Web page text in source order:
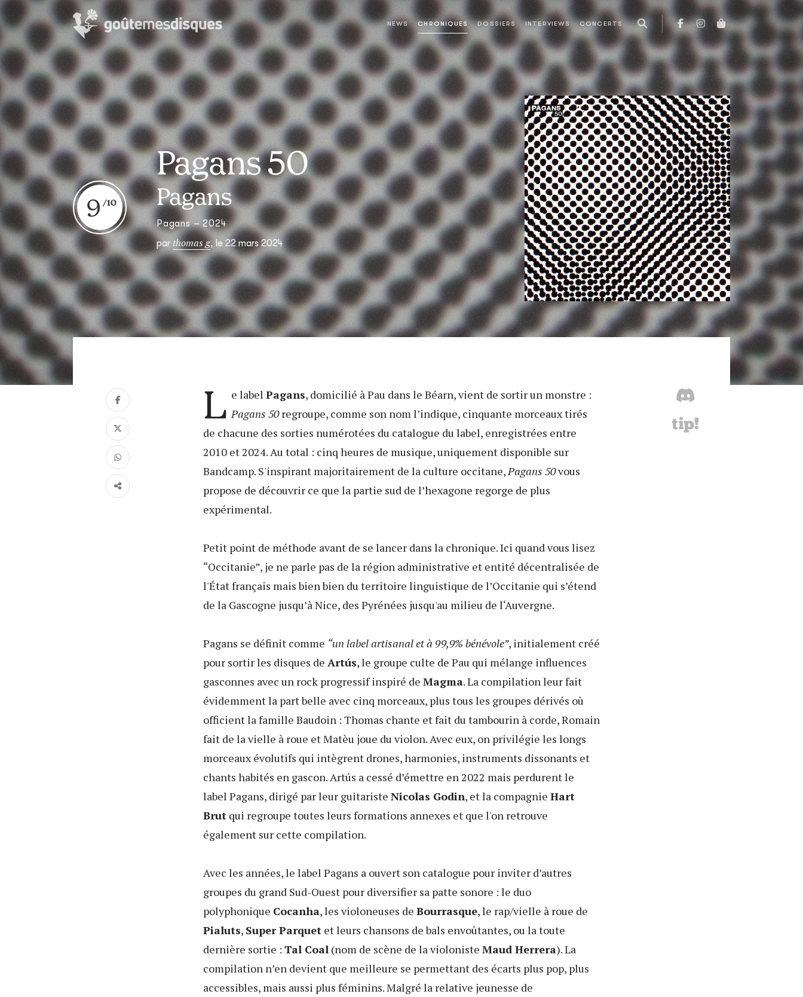
NEWS CHRONIQUES DOSSIERS INTERVIEWS CONCERTS
Pagans 50
Pagans
Pagans – 2024
par thomas g, le 22 mars 2024
9
L e labelPagans, domicilié à Pau dans le Béarn, vient de sortir un monstre :
Pagans 50regroupe, comme son nom l’indique, cinquante morceaux tirés
de chacune des sorties numérotées du catalogue du label, enregistrées entre
2010 et 2024. Au total : cinq heures de musique, uniquement disponible sur
Bandcamp. S'inspirant majoritairement de la culture occitane, Pagans 50vous
propose de découvrir ce que la partie sud de l’hexagone regorge de plus
expérimental.
Petit point de méthode avant de se lancer dans la chronique. Ici quand vous lisez
“Occitanie”, je ne parle pas de la région administrative et entité décentralisée de
l'État français mais bien bien du territoire linguistique de l’Occitanie qui s’étend
de la Gascogne jusqu’à Nice, des Pyrénées jusqu'au milieu de l‘Auvergne.
Pagans se définit comme “un label artisanal et à 99,9% bénévole”, initialement créé
pour sortir les disques de Art​ú​s, le groupe culte de Pau qui mélange influences
gasconnes avec un rock progressif inspiré de Magma. La compilation leur fait
évidemment la part belle avec cinq morceaux, plus tous les groupes dérivés où
officient la famille Baudoin : Thomas chante et fait du tambourin à corde, Romain
fait de la vielle à roue et Matèu joue du violon. Avec eux, on privilégie les longs
morceaux évolutifs qui intègrent drones, harmonies, instruments dissonants et
chants habités en gascon. Art​ú​s a cessé d’émettre en 2022 mais perdurent le
label Pagans, dirigé par leur guitariste Nicolas Godin, et la compagnie Hart
Brut qui regroupe toutes leurs formations annexes et que l'on retrouve
également sur cette compilation.
Avec les années, le label Pagans a ouvert son catalogue pour inviter d’autres
groupes du grand Sud-Ouest pour diversifier sa patte sonore : le duo
polyphonique Cocanha, les violoneuses de Bourrasque, le rap/vielle à roue de
Pialuts, Super Parquet et leurs chansons de bals envoûtantes, ou la toute
dernière sortie : Tal Coal (nom de scène de la violoniste Maud Herrera). La
compilation n’en devient que meilleure se permettant des écarts plus pop, plus
accessibles, mais aussi plus féminins. Malgré la relative jeunesse de